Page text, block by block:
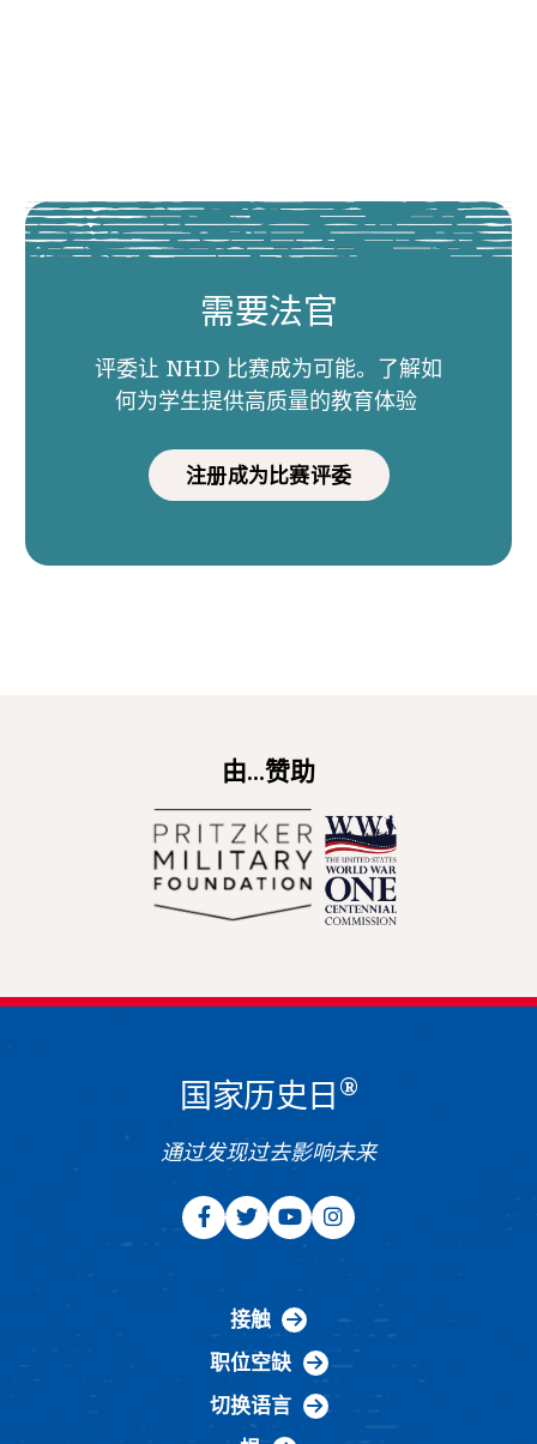
需要法官
评委让 NHD 比赛成为可能。了解如
何为学生提供高质量的教育体验
注册成为比赛评委
由...赞助
国家历史日 ®
通过发现过去影响未来
接触
职位空缺
切换语言